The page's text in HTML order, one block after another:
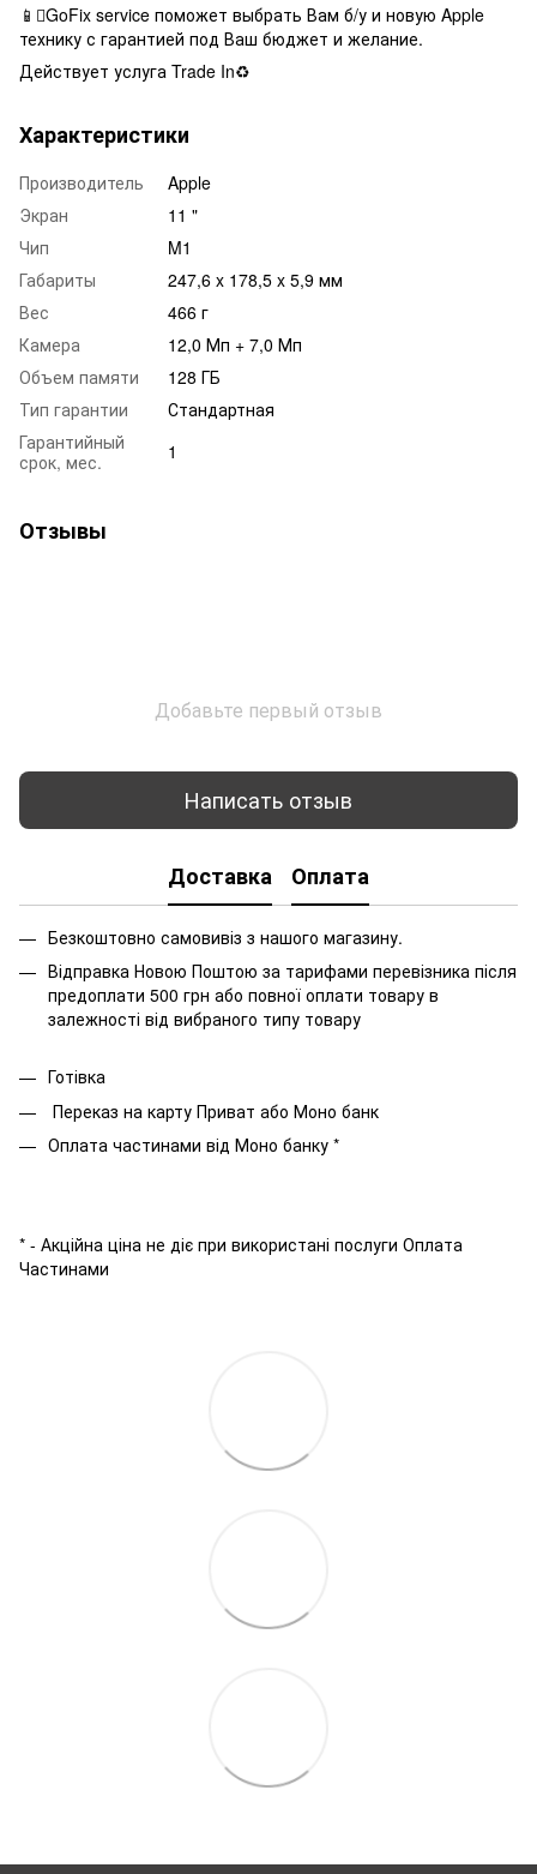
📱GoFix service поможет выбрать Вам б/у и новую Apple
технику с гарантией под Ваш бюджет и желание.
Действует услуга Trade In♻️
Характеристики
Производитель
Apple
Экран
11 "
Чип
M1
Габариты
247,6 x 178,5 x 5,9 мм
Вес
466 г
Камера
12,0 Мп + 7,0 Мп
Объем памяти
128 ГБ
Тип гарантии
Стандартная
Гарантийный
срок, мес.
1
Отзывы
Добавьте первый отзыв
Написать отзыв
Доставка Оплата
Безкоштовно самовивіз з нашого магазину.
Відправка Новою Поштою за тарифами перевізника після
предоплати 500 грн або повної оплати товару в
залежності від вибраного типу товару
Готівка
Переказ на карту Приват або Моно банк
Оплата частинами від Моно банку *
* - Акційна ціна не діє при використані послуги Оплата
Частинами